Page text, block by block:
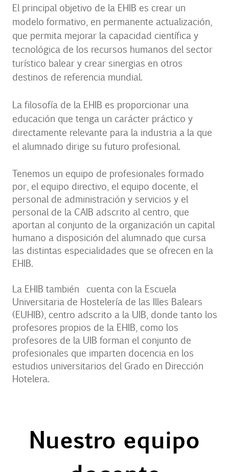
El principal objetivo de la EHIB es crear un
modelo formativo, en permanente actualización,
que permita mejorar la capacidad científica y
tecnológica de los recursos humanos del sector
turístico balear y crear sinergias en otros
destinos de referencia mundial.
La filosofía de la EHIB es proporcionar una
educación que tenga un carácter práctico y
directamente relevante para la industria a la que
el alumnado dirige su futuro profesional.
Tenemos un equipo de profesionales formado
por, el equipo directivo, el equipo docente, el
personal de administración y servicios y el
personal de la CAIB adscrito al centro, que
aportan al conjunto de la organización un capital
humano a disposición del alumnado que cursa
las distintas especialidades que se ofrecen en la
EHIB.
La EHIB también cuenta con la Escuela
Universitaria de Hostelería de las Illes Balears
(EUHIB), centro adscrito a la UIB, donde tanto los
profesores propios de la EHIB, como los
profesores de la UIB forman el conjunto de
profesionales que imparten docencia en los
estudios universitarios del Grado en Dirección
Hotelera.
Nuestro equipo